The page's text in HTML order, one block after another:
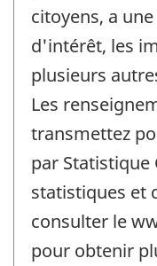
citoyens, a
d'intérêt, les
plusieurs
Les
transmettez
par Statistique
statistiques et
consulter le
pour obtenir